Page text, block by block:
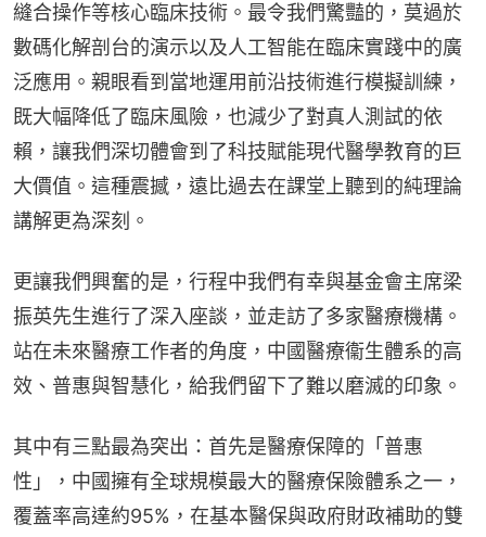
縫合操作等核心臨床技術。最令我們驚豔的，莫過於
數碼化解剖台的演示以及人工智能在臨床實踐中的廣
泛應用。親眼看到當地運用前沿技術進行模擬訓練，
既大幅降低了臨床風險，也減少了對真人測試的依
賴，讓我們深切體會到了科技賦能現代醫學教育的巨
大價值。這種震撼，遠比過去在課堂上聽到的純理論
講解更為深刻。
更讓我們興奮的是，行程中我們有幸與基金會主席梁
振英先生進行了深入座談，並走訪了多家醫療機構。
站在未來醫療工作者的角度，中國醫療衞生體系的高
效、普惠與智慧化，給我們留下了難以磨滅的印象。
其中有三點最為突出：首先是醫療保障的「普惠
性」，中國擁有全球規模最大的醫療保險體系之一，
覆蓋率高達約95%，在基本醫保與政府財政補助的雙